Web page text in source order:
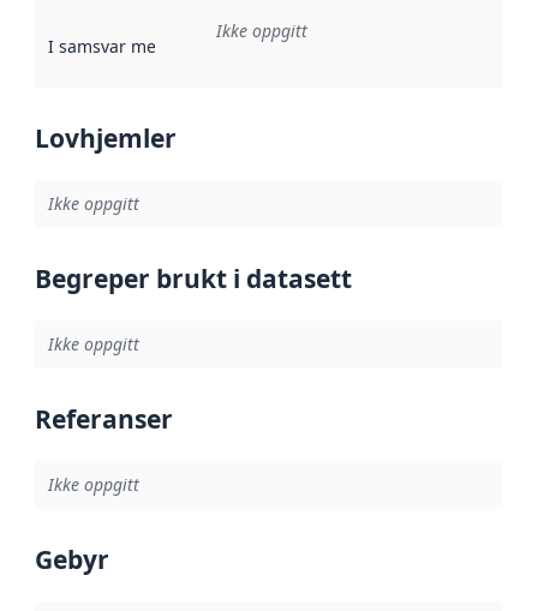
I samsvar med Referanse til en implementasjonsregel
Ikke oppgitt
Lovhjemler
Ikke oppgitt
Begreper brukt i datasett
Ikke oppgitt
Referanser
Ikke oppgitt
Gebyr